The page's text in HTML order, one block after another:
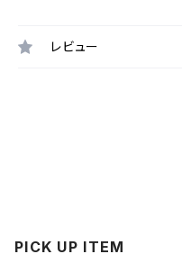
レビュー
PICK UP ITEM